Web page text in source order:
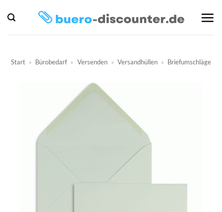
Inhalt
springen
Start » Bürobedarf » Versenden » Versandhüllen » Briefumschläge